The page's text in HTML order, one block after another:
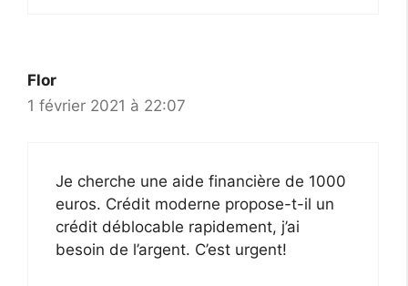
Flor
1 février 2021 à 22:07
Je cherche une aide financière de 1000
euros. Crédit moderne propose-t-il un
crédit déblocable rapidement, j’ai
besoin de l’argent. C’est urgent!